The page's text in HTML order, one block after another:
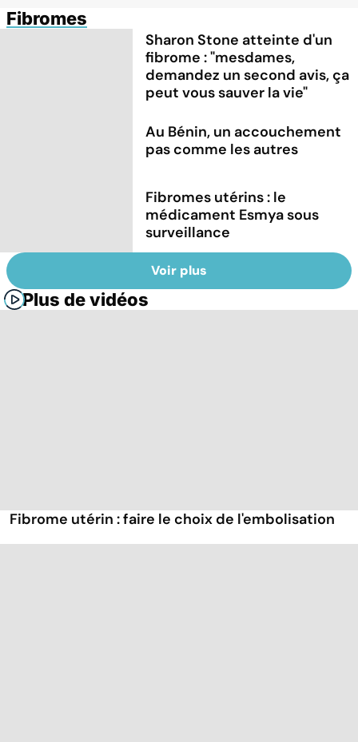
Fibromes
Sharon Stone atteinte d'un
fibrome : "mesdames,
demandez un second avis, ça
peut vous sauver la vie"
Au Bénin, un accouchement
pas comme les autres
Fibromes utérins : le
médicament Esmya sous
surveillance
Voir plus
Plus de vidéos
Fibrome utérin : faire le choix de l'embolisation